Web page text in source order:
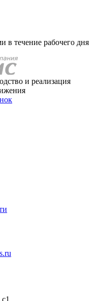
течение рабочего дня
и реализация